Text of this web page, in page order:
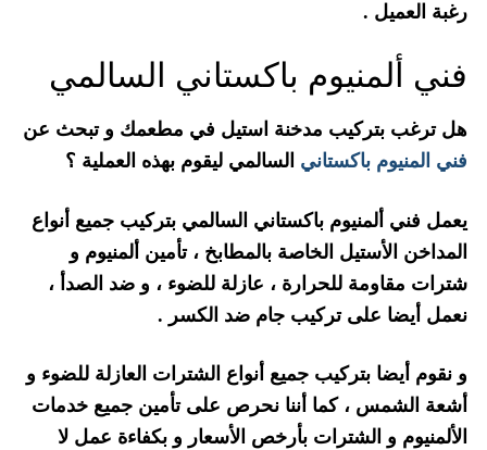
رغبة العميل .
فني ألمنيوم باكستاني السالمي
هل ترغب بتركيب مدخنة استيل في مطعمك و تبحث عن
فني المنيوم باكستاني السالمي ليقوم بهذه العملية ؟
يعمل فني ألمنيوم باكستاني السالمي بتركيب جميع أنواع
المداخن الأستيل الخاصة بالمطابخ ، تأمين ألمنيوم و
شترات مقاومة للحرارة ، عازلة للضوء ، و ضد الصدأ ،
نعمل أيضا على تركيب جام ضد الكسر .
و نقوم أيضا بتركيب جميع أنواع الشترات العازلة للضوء و
أشعة الشمس ، كما أننا نحرص على تأمين جميع خدمات
الألمنيوم و الشترات بأرخص الأسعار و بكفاءة عمل لا